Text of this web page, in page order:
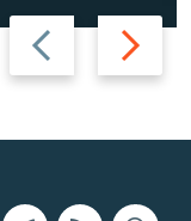
Назад Вперед